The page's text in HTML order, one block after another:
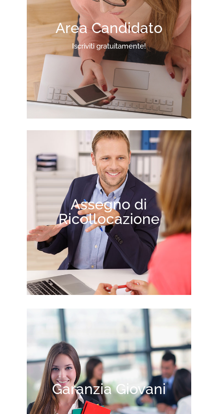
Area Candidato
Iscriviti gratuitamente!
Assegno di
Ricollocazione
Garanzia Giovani